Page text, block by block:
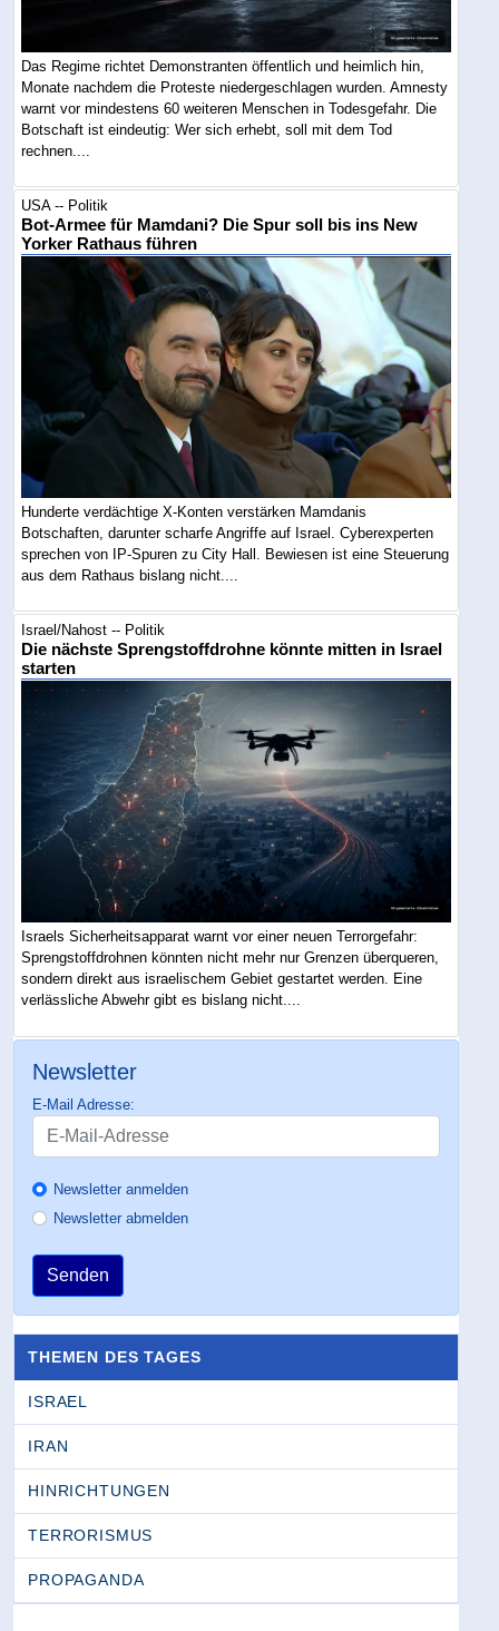
Das Regime richtet Demonstranten öffentlich und heimlich hin,
Monate nachdem die Proteste niedergeschlagen wurden. Amnesty
warnt vor mindestens 60 weiteren Menschen in Todesgefahr. Die
Botschaft ist eindeutig: Wer sich erhebt, soll mit dem Tod
rechnen....
USA -- Politik
Bot-Armee für Mamdani? Die Spur soll bis ins New
Yorker Rathaus führen
Hunderte verdächtige X-Konten verstärken Mamdanis
Botschaften, darunter scharfe Angriffe auf Israel. Cyberexperten
sprechen von IP-Spuren zu City Hall. Bewiesen ist eine Steuerung
aus dem Rathaus bislang nicht....
Israel/Nahost -- Politik
Die nächste Sprengstoffdrohne könnte mitten in Israel
starten
Israels Sicherheitsapparat warnt vor einer neuen Terrorgefahr:
Sprengstoffdrohnen könnten nicht mehr nur Grenzen überqueren,
sondern direkt aus israelischem Gebiet gestartet werden. Eine
verlässliche Abwehr gibt es bislang nicht....
Newsletter
E-Mail Adresse:
Newsletter anmelden
Newsletter abmelden
Senden
THEMEN DES TAGES
ISRAEL
IRAN
HINRICHTUNGEN
TERRORISMUS
PROPAGANDA